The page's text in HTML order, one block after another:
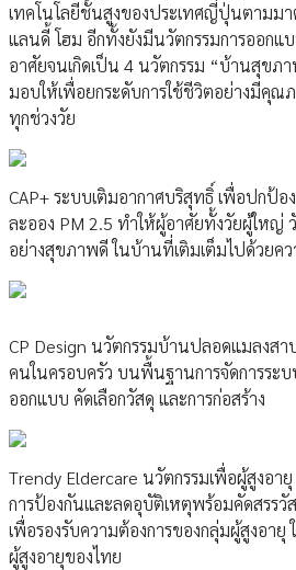
เทคโนโลยีชั้นสูงของประเทศญี่ปุ่นตามม
แลนดี้ โฮม อีกทั้งยังมีนวัตกรรมการออกแ
อาศัยจนเกิดเป็น 4 นวัตกรรม “บ้านสุขภ
มอบให้เพื่อยกระดับการใช้ชีวิตอย่างมีคุณ
ทุกช่วงวัย
CAP+ ระบบเติมอากาศบริสุทธิ์ เพื่อปกป้อ
ละออง PM 2.5 ทำให้ผู้อาศัยทั้งวัยผู้ใหญ่
อย่างสุขภาพดี ในบ้านที่เติมเต็มไปด้วยค
CP Design นวัตกรรมบ้านปลอดแมลงส
คนในครอบครัว บนพื้นฐานการจัดการระ
ออกแบบ คัดเลือกวัสดุ และการก่อสร้าง
Trendy Eldercare นวัตกรรมเพื่อผู้สูงอา
การป้องกันและลดอุบัติเหตุพร้อมคัดสรร
เพื่อรองรับความต้องการของกลุ่มผู้สูงอายุ
ผู้สูงอายุของไทย